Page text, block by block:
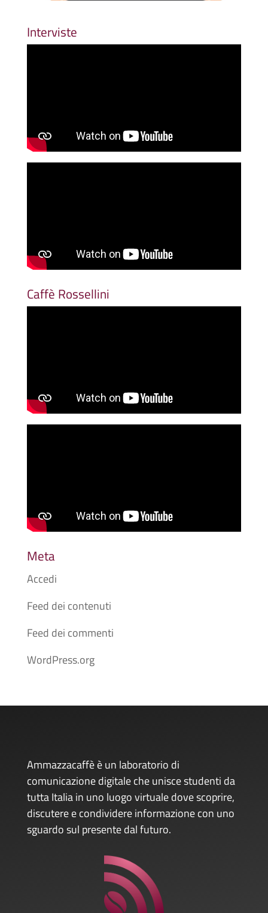
Interviste
Caffè Rossellini
Meta
Accedi
Feed dei contenuti
Feed dei commenti
WordPress.org
Ammazzacaffè è un laboratorio di
comunicazione digitale che unisce studenti da
tutta Italia in uno luogo virtuale dove scoprire,
discutere e condividere informazione con uno
sguardo sul presente dal futuro.